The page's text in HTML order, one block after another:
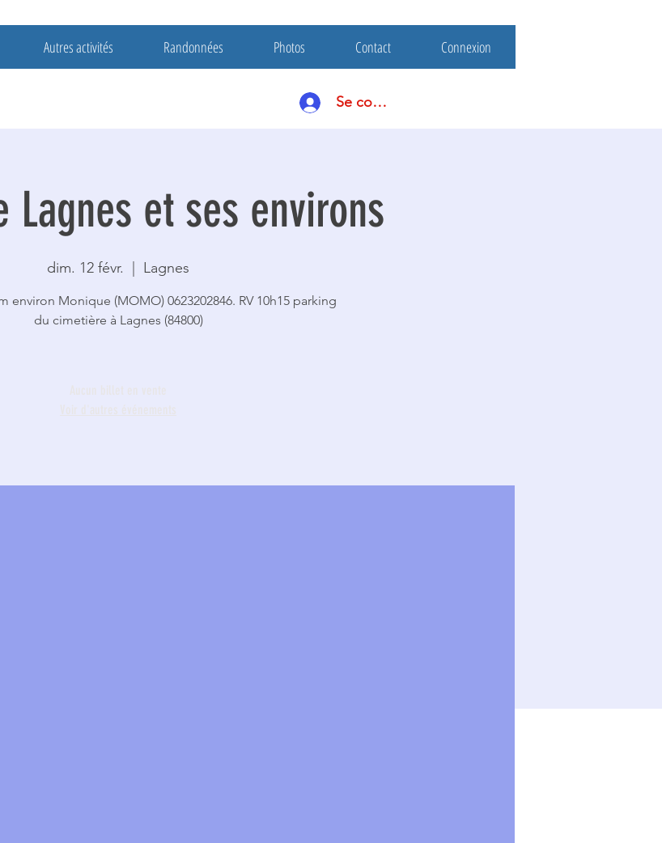
Autres activités Randonnées Photos Contact Connexion
Se connecter
Lagnes et ses environs
dim. 12 févr. Lagnes
environ Monique (MOMO) 0623202846. RV 10h15 parking
du cimetière à Lagnes (84800)